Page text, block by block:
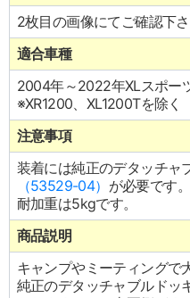
2枚目の画像にてご確認下さ
適合車種
2004年～2022年XLスポー
※XR1200、XL1200Tを除く
注意事項
装着には純正のデタッチャ
（53529-04） が必要です。
耐加重は5kgです。
商品説明
キャンプやミーティングで
純正のデタッチャブルドッ